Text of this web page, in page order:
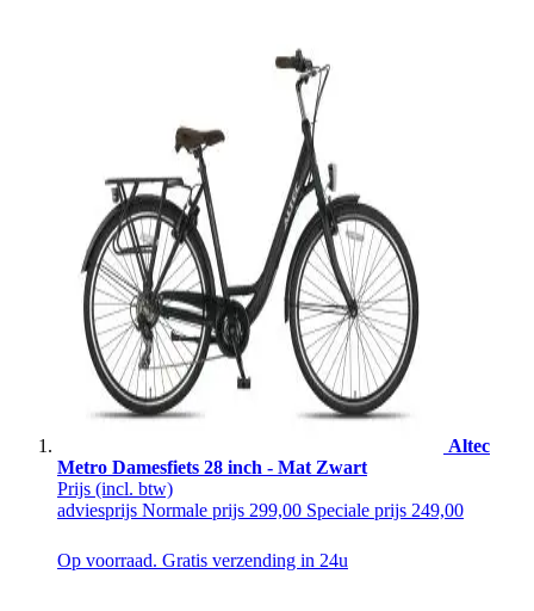
Altec
Metro Damesfiets 28 inch - Mat Zwart
Prijs (incl. btw)
adviesprijs Normale prijs 299,00 Speciale prijs 249,00
Op voorraad. Gratis verzending in 24u